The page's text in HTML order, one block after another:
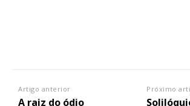
Artigo anterior
A raiz do ódio
Próximo